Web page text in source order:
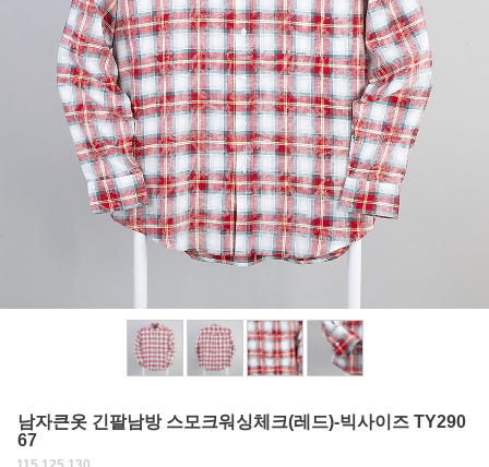
남자큰옷 긴팔남방 스모크워싱체크(레드)-빅사이즈 TY290
67